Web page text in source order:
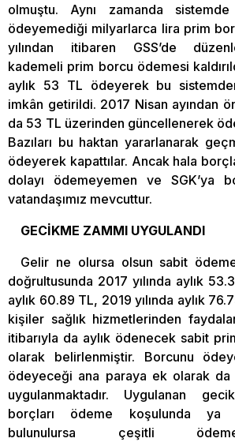
olmuştu. Aynı zamanda sistemde
ödeyemediği milyarlarca lira prim
yılından itibaren GSS’de
kademeli prim borcu ödemesi
aylık 53 TL ödeyerek bu
imkân getirildi. 2017 Nisan ayından
da 53 TL üzerinden güncellenerek
Bazıları bu haktan yararlanarak
ödeyerek kapattılar. Ancak hala
dolayı ödemeyemen ve SGK’ya
vatandaşımız mevcuttur.
GECİKME ZAMMI UYGULANDI
Gelir ne olursa olsun sabit
doğrultusunda 2017 yılında aylık
aylık 60.89 TL, 2019 yılında aylık
kişiler sağlık hizmetlerinden
itibarıyla da aylık ödenecek sabit
olarak belirlenmiştir. Borcunu
ödeyeceği ana paraya ek olarak da
uygulanmaktadır. Uygulanan
borçları ödeme koşulunda ya
bulunulursa çeşitli